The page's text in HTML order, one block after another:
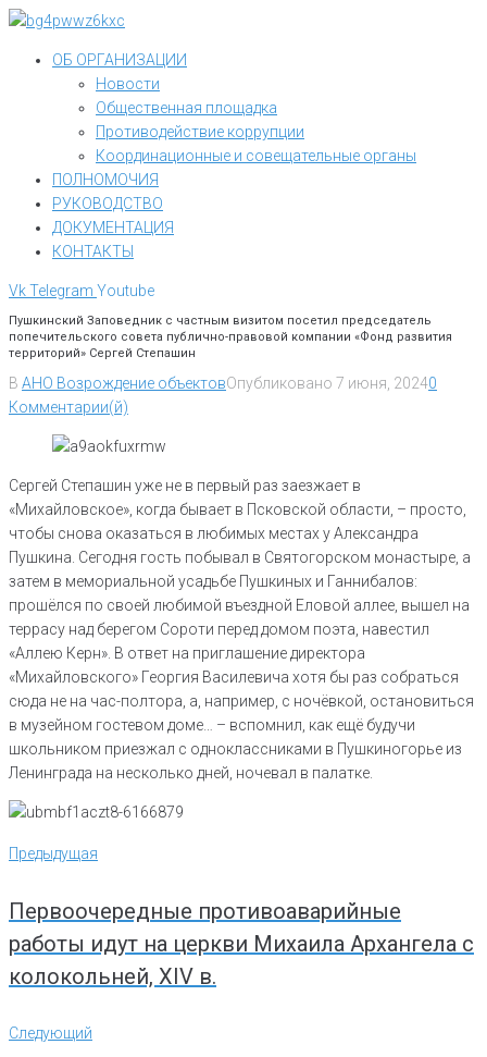
Перейти
контентуОБ ОРГАНИЗАЦИИ
Новости
Общественная площадка
Противодействие коррупции
Координационные и совещательные органы
ПОЛНОМОЧИЯ
РУКОВОДСТВО
ДОКУМЕНТАЦИЯ
КОНТАКТЫ
VkTelegram Youtube
Пушкинский Заповедник с частным визитом посетил председатель
попечительского совета публично-правовой компании «Фонд развития
территорий» Сергей Степашин
В АНО Возрождение объектовОпубликовано 7 июня, 20240
Комментарии(й)
Сергей Степашин уже не в первый раз заезжает в
«Михайловское», когда бывает в Псковской области, – просто,
чтобы снова оказаться в любимых местах у Александра
Пушкина. Сегодня гость побывал в Святогорском монастыре, а
затем в мемориальной усадьбе Пушкиных и Ганнибалов:
прошёлся по своей любимой въездной Еловой аллее, вышел на
террасу над берегом Сороти перед домом поэта, навестил
«Аллею Керн». В ответ на приглашение директора
«Михайловского» Георгия Василевича хотя бы раз собраться
сюда не на час-полтора, а, например, с ночёвкой, остановиться
в музейном гостевом доме… – вспомнил, как ещё будучи
школьником приезжал с одноклассниками в Пушкиногорье из
Ленинграда на несколько дней, ночевал в палатке.
Навигация
по
Предыдущая
Предыдущая
Первоочередные противоаварийные
работы идут на церкви Михаила Архангела с
колокольней, XIV в.
Следующий
Следующий